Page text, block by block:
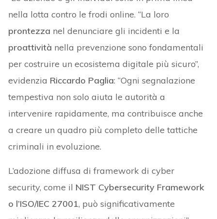
nella lotta contro le frodi online. “La loro
prontezza nel denunciare gli incidenti e la
proattività nella prevenzione sono fondamentali
per costruire un ecosistema digitale più sicuro”,
evidenzia Riccardo Paglia: “Ogni segnalazione
tempestiva non solo aiuta le autorità a
intervenire rapidamente, ma contribuisce anche
a creare un quadro più completo delle tattiche
criminali in evoluzione.
L’adozione diffusa di framework di cyber
security, come il NIST Cybersecurity Framework
o l’ISO/IEC 27001, può significativamente